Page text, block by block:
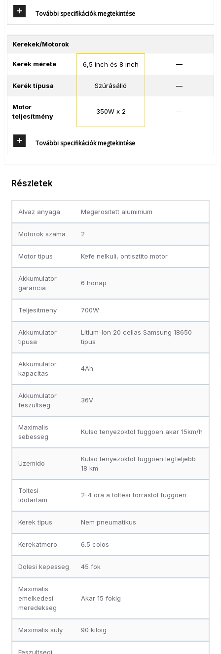
További specifikációk megtekintése
Kerekek/Motorok
Kerék mérete 6,5 inch és 8 inch —
Kerék típusa Szúrásálló —
Motor
teljesítmény
350W x 2 —
További specifikációk megtekintése
Részletek
Alvaz anyaga Megerositett aluminium
Motorok szama 2
Motor tipus Kefe nelkuli, ontisztito motor
Akkumulator
garancia
6 honap
Teljesitmeny 700W
Akkumulator
tipusa
Litium-Ion 20 cellas Samsung 18650
tipus
Akkumulator
kapacitas
4Ah
Akkumulator
feszultseg
36V
Maximalis
sebesseg
Kulso tenyezoktol fuggoen akar 15km/h
Uzemido
Kulso tenyezoktol fuggoen legfeljebb
18 km
Toltesi
idotartam
2-4 ora a toltesi forrastol fuggoen
Kerek tipus Nem pneumatikus
Kerekatmero 6.5 colos
Dolesi kepesseg 45 fok
Maximalis
emelkedesi
meredekseg
Akar 15 fokig
Maximalis suly 90 kiloig
Feszultsegi